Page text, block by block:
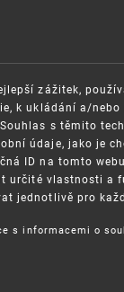
zážitek,
k ukládání a/
s těmito
údaje, jako je
ID na tomto
určité vlastnosti a
jednotlivě pro
s informacemi o